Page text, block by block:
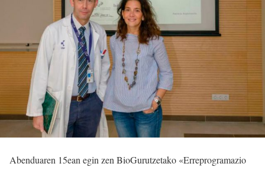
Abenduaren 15ean egin zen BioGurutzetako «Erreprogramazio